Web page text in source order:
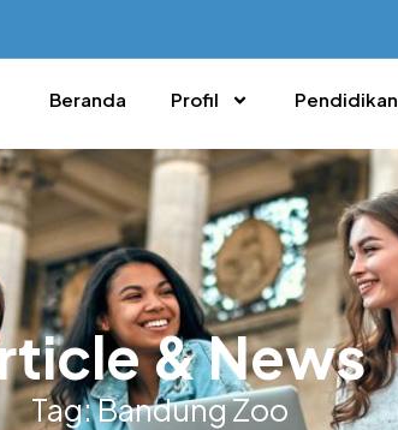
Beranda Profil Pendidikan
& News
Tag: Bandung Zoo